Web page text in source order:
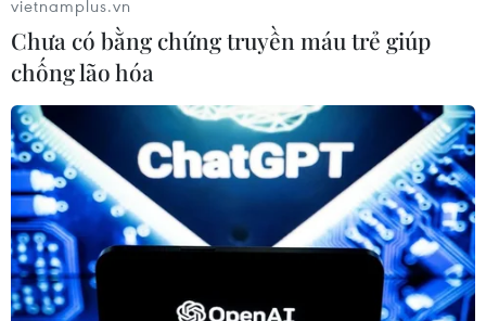
#USGS
#Rung chấn
Mexico
vietnamplus.vn
Chưa có bằng chứng truyền máu trẻ giúp
chống lão hóa